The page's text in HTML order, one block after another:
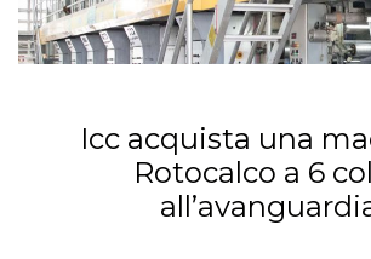
Icc acquista una
Rotocalco a 6